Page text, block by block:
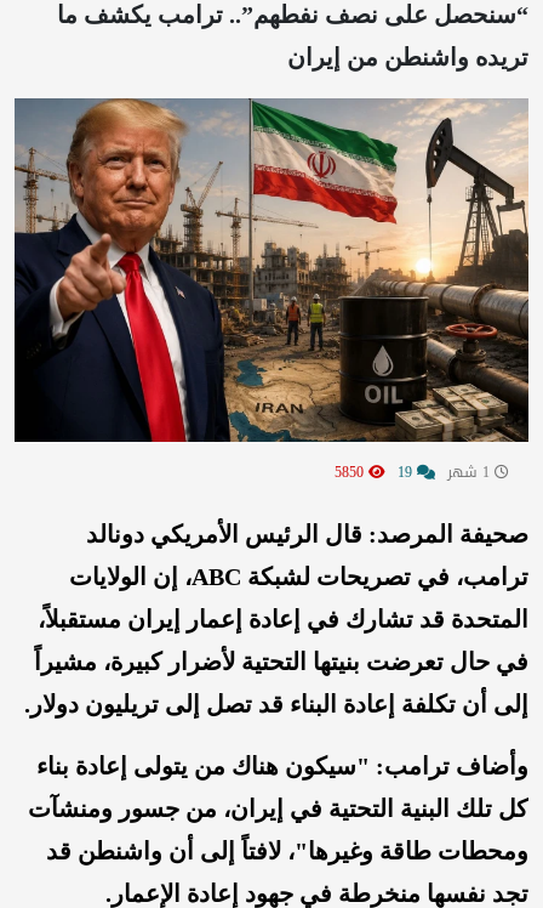
“سنحصل على نصف نفطهم”.. ترامب يكشف ما
تريده واشنطن من إيران
صحيفة المرصد: قال الرئيس الأمريكي دونالد
ترامب، في تصريحات لشبكة ABC، إن الولايات
المتحدة قد تشارك في إعادة إعمار إيران مستقبلاً،
في حال تعرضت بنيتها التحتية لأضرار كبيرة، مشيراً
إلى أن تكلفة إعادة البناء قد تصل إلى تريليون دولار.
وأضاف ترامب: "سيكون هناك من يتولى إعادة بناء
كل تلك البنية التحتية في إيران، من جسور ومنشآت
ومحطات طاقة وغيرها"، لافتاً إلى أن واشنطن قد
تجد نفسها منخرطة في جهود إعادة الإعمار.